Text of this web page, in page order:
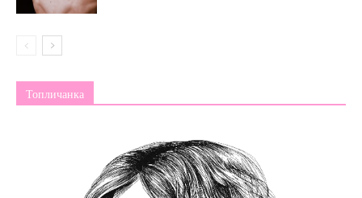
Топличанка